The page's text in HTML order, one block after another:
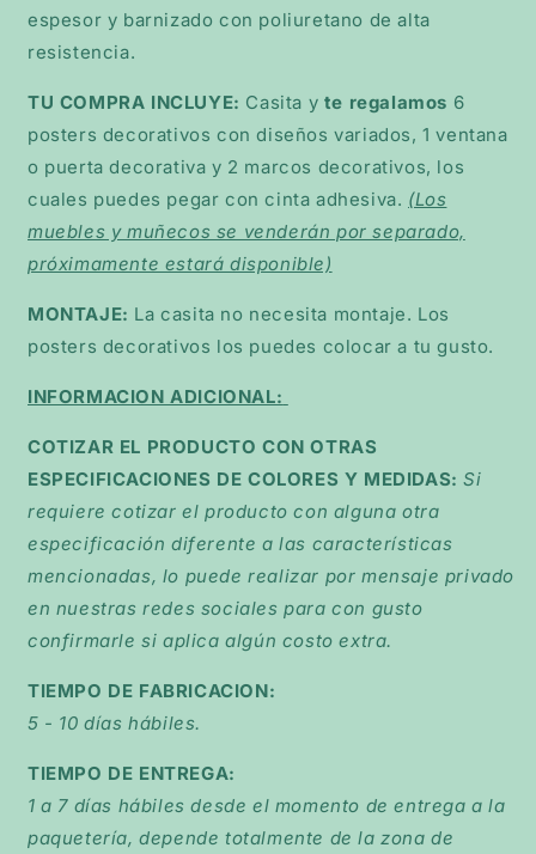
espesor y barnizado con poliuretano de alta
resistencia.
TU COMPRA INCLUYE: Casita y te regalamos 6
posters decorativos con diseños variados, 1 ventana
o puerta decorativa y 2 marcos decorativos, los
cuales puedes pegar con cinta adhesiva. (Los
muebles y muñecos se venderán por separado,
próximamente estará disponible)
MONTAJE: La casita no necesita montaje. Los
posters decorativos los puedes colocar a tu gusto.
INFORMACION ADICIONAL:
COTIZAR EL PRODUCTO CON OTRAS
ESPECIFICACIONES DE COLORES Y MEDIDAS: Si
requiere cotizar el producto con alguna otra
especificación diferente a las características
mencionadas, lo puede realizar por mensaje privado
en nuestras redes sociales para con gusto
confirmarle si aplica algún costo extra.
TIEMPO DE FABRICACION:
5 - 10 días hábiles.
TIEMPO DE ENTREGA:
1 a 7 días hábiles desde el momento de entrega a la
paquetería, depende totalmente de la zona de